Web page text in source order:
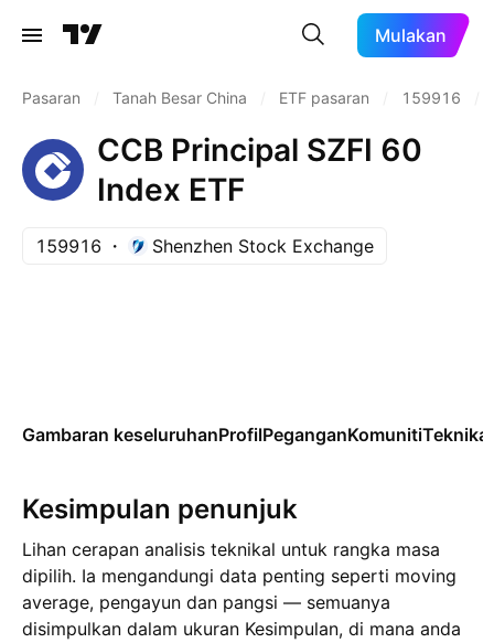
Mulakan
Pasaran Tanah Besar China ETF pasaran 159916
CCB Principal SZFI 60
Index ETF
159916 Shenzhen Stock Exchange
Gambaran keseluruhanProfilPeganganKomunitiTeknikal
Kesimpulan penunjuk
Lihan cerapan analisis teknikal untuk rangka masa
dipilih. Ia mengandungi data penting seperti moving
average, pengayun dan pangsi — semuanya
disimpulkan dalam ukuran Kesimpulan, di mana anda